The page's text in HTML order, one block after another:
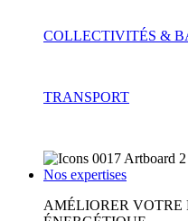
COLLECTIVITÉS &
TRANSPORT
Nos expertises
AMÉLIORER VOTRE